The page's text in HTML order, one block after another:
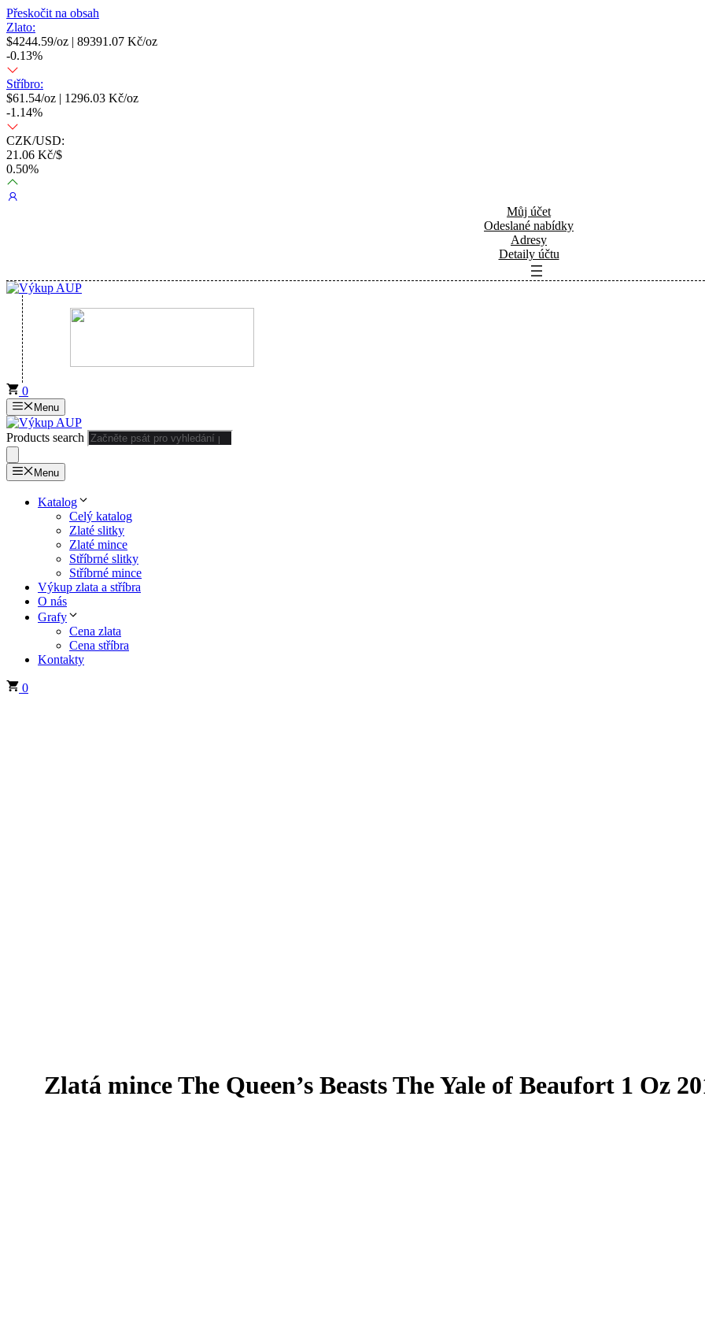
Přeskočit na obsah
Zlato:
$4244.59/oz | 89391.07 Kč/oz
-0.13%
Stříbro:
$61.54/oz | 1296.03 Kč/oz
-1.14%
CZK/USD:
21.06 Kč/$
0.50%
Můj účet
Odeslané nabídky
Adresy
Detaily účtu
0
Menu
Products search
Menu
Katalog
Celý katalog
Zlaté slitky
Zlaté mince
Stříbrné slitky
Stříbrné mince
Výkup zlata a stříbra
O nás
Grafy
Cena zlata
Cena stříbra
Kontakty
0
Zlatá mince The Queen’s Beasts The Yale of Beaufort 1 Oz